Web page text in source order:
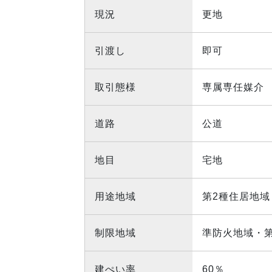
現況 更地
引渡し 即可
取引態様 専属専任媒介
道路 公道
地目 宅地
用途地域 第2種住居地域
制限地域 準防火地域・
建ぺい率 60％